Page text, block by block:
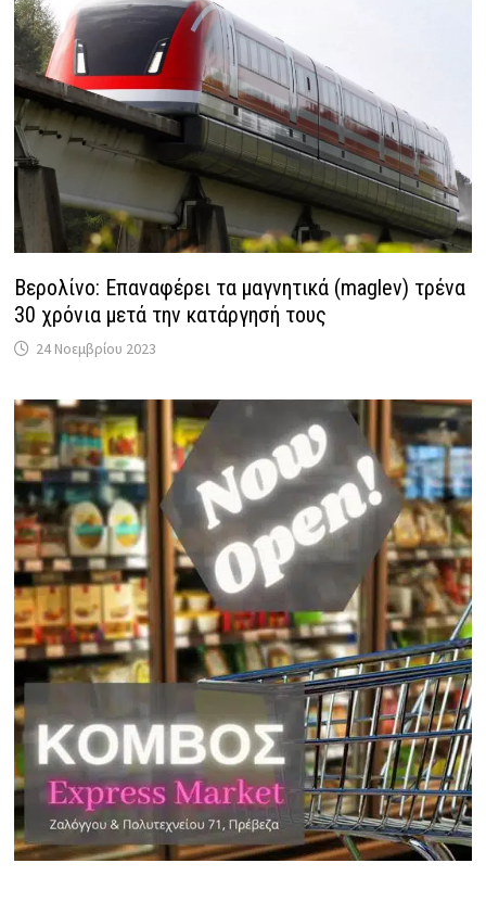
Βερολίνο: Επαναφέρει τα μαγνητικά (maglev) τρένα
30 χρόνια μετά την κατάργησή τους
24 Νοεμβρίου 2023